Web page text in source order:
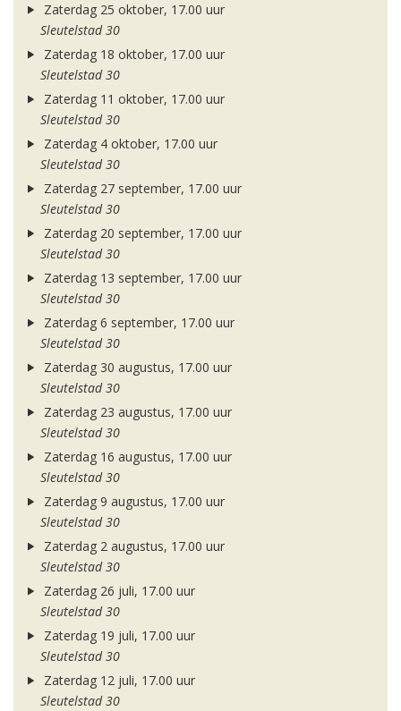
Zaterdag 25 oktober, 17.00 uur
Sleutelstad 30
Zaterdag 18 oktober, 17.00 uur
Sleutelstad 30
Zaterdag 11 oktober, 17.00 uur
Sleutelstad 30
Zaterdag 4 oktober, 17.00 uur
Sleutelstad 30
Zaterdag 27 september, 17.00 uur
Sleutelstad 30
Zaterdag 20 september, 17.00 uur
Sleutelstad 30
Zaterdag 13 september, 17.00 uur
Sleutelstad 30
Zaterdag 6 september, 17.00 uur
Sleutelstad 30
Zaterdag 30 augustus, 17.00 uur
Sleutelstad 30
Zaterdag 23 augustus, 17.00 uur
Sleutelstad 30
Zaterdag 16 augustus, 17.00 uur
Sleutelstad 30
Zaterdag 9 augustus, 17.00 uur
Sleutelstad 30
Zaterdag 2 augustus, 17.00 uur
Sleutelstad 30
Zaterdag 26 juli, 17.00 uur
Sleutelstad 30
Zaterdag 19 juli, 17.00 uur
Sleutelstad 30
Zaterdag 12 juli, 17.00 uur
Sleutelstad 30